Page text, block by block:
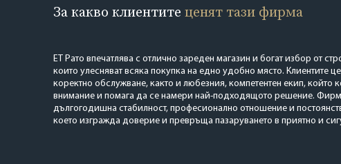
За какво клиентите ценят тази фирма
ЕТ Рато впечатлява с отлично зареден магазин и богат избор от
които улесняват всяка покупка на едно удобно място. Клиентите
коректно обслужване, както и любезния, компетентен екип, който
внимание и помага да се намери най-подходящото решение.
дългогодишна стабилност, професионално отношение и
което изгражда доверие и превръща пазаруването в приятно и